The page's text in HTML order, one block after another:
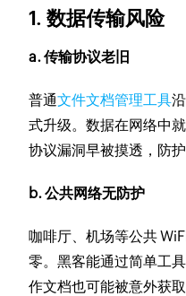
1. 数据传输风险
a. 传输协议老旧
普通文件文档管理工具
式升级。数据在网络中
协议漏洞早被摸透，防
b. 公共网络无防护
咖啡厅、机场等公共
零。黑客能通过简单工
作文档也可能被意外获取